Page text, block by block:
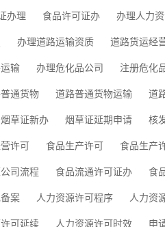
办理 食品许可证办 办理人力
办理道路运输资质 道路货运经
输 办理危化品公司 注册危化
通货物 道路普通货物运输 道
烟草证新办 烟草证延期申请 核
许可 食品生产许可 食品生产
司流程 食品流通许可证办 食
案 人力资源许可程序 人力资
可延续 人力资源许可时效 申